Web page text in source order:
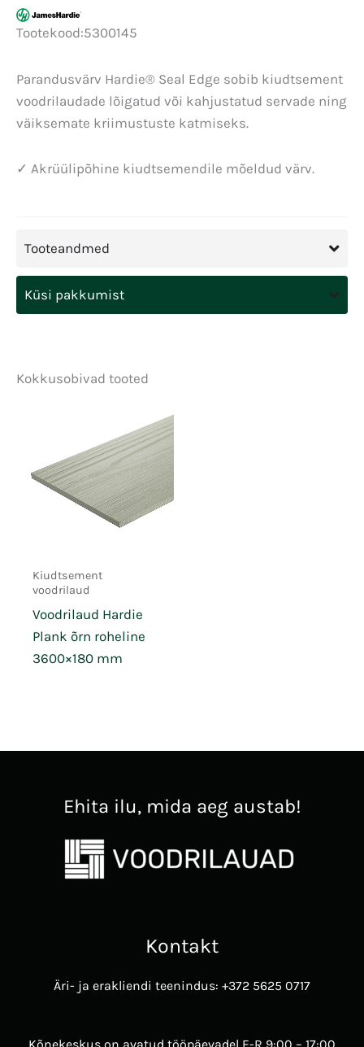
Tootekood:5300145
Parandusvärv Hardie® Seal Edge sobib kiudtsement
voodrilaudade lõigatud või kahjustatud servade ning
väiksemate kriimustuste katmiseks.
✓ Akrüülipõhine kiudtsemendile mõeldud värv.
Tooteandmed
Küsi pakkumist
Kokkusobivad tooted
Kiudtsement
voodrilaud
Voodrilaud Hardie
Plank õrn roheline
3600×180 mm
Ehita ilu, mida aeg austab!
Kontakt
Äri- ja erakliendi teenindus: +372 5625 0717